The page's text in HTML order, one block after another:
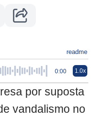
readme
0:00 1.0x
por suposta
vandalismo no